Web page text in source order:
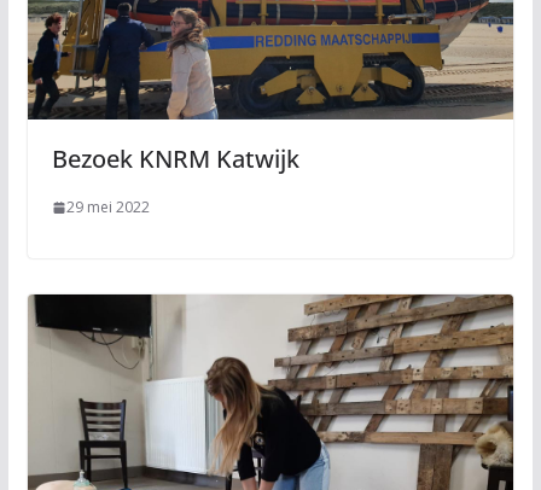
Bezoek KNRM Katwijk
29 mei 2022